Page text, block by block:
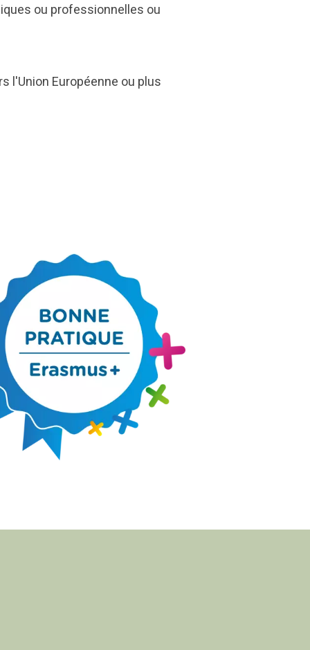
ou professionnelles ou
l'Union Européenne ou plus